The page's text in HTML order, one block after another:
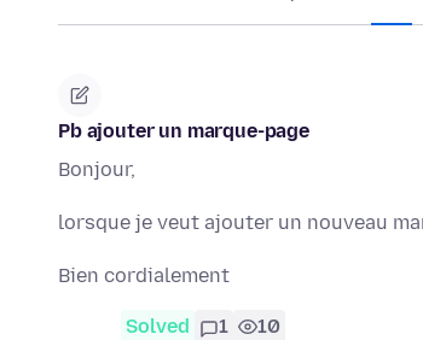
Pb ajouter un marque-page
Bonjour,
lorsque je veut ajouter un nouveau
Bien cordialement
Solved 1 10